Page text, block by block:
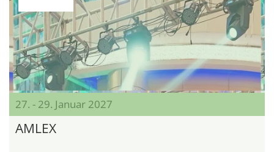
27. - 29. Januar 2027
AMLEX